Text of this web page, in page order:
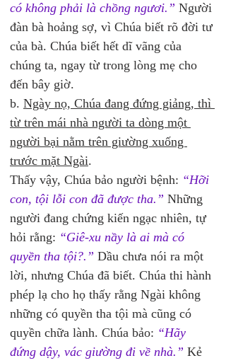
có không phải là chồng ngươi.” Người
đàn bà hoảng sợ, vì Chúa biết rõ đời tư
của bà. Chúa biết hết dĩ vãng của
chúng ta, ngay từ trong lòng mẹ cho
đến bây giờ.
b. Ngày nọ, Chúa đang đứng giảng, thì
từ trên mái nhà người ta dòng một
người bại nằm trên giường xuống
trước mặt Ngài.
Thấy vậy, Chúa bảo người bệnh: “Hỡi
con, tội lỗi con đã được tha.” Những
người đang chứng kiến ngạc nhiên, tự
hỏi rằng: “Giê-xu nầy là ai mà có
quyền tha tội?.” Dầu chưa nói ra một
lời, nhưng Chúa đã biết. Chúa thi hành
phép lạ cho họ thấy rằng Ngài không
những có quyền tha tội mà cũng có
quyền chữa lành. Chúa bảo: “Hãy
đứng dậy, vác giường đi về nhà.” Kẻ